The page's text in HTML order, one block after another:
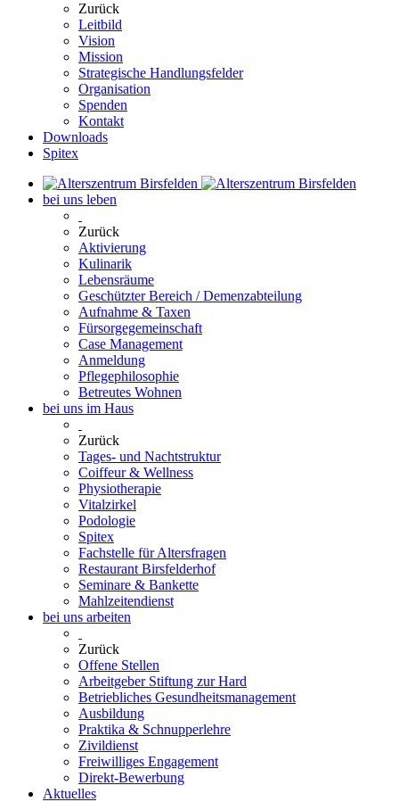
Zurück
Leitbild
Vision
Mission
Strategische Handlungsfelder
Organisation
Spenden
Kontakt
Downloads
Spitex
bei uns leben
Zurück
Aktivierung
Kulinarik
Lebensräume
Geschützter Bereich / Demenzabteilung
Aufnahme & Taxen
Fürsorgegemeinschaft
Case Management
Anmeldung
Pflegephilosophie
Betreutes Wohnen
bei uns im Haus
Zurück
Tages- und Nachtstruktur
Coiffeur & Wellness
Physiotherapie
Vitalzirkel
Podologie
Spitex
Fachstelle für Altersfragen
Restaurant Birsfelderhof
Seminare & Bankette
Mahlzeitendienst
bei uns arbeiten
Zurück
Offene Stellen
Arbeitgeber Stiftung zur Hard
Betriebliches Gesundheitsmanagement
Ausbildung
Praktika & Schnupperlehre
Zivildienst
Freiwilliges Engagement
Direkt-Bewerbung
Aktuelles